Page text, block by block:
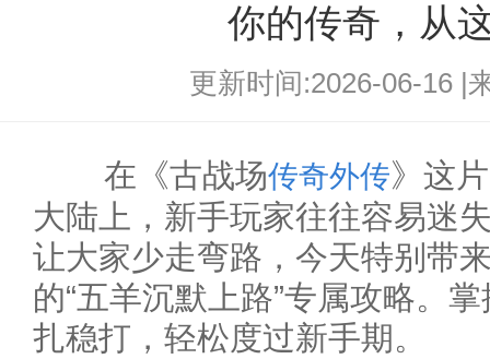
你的传奇，从
更新时间:2026-06-16 |
在《古战场传奇外传》这
大陆上，新手玩家往往容易迷
让大家少走弯路，今天特别带
的“五羊沉默上路”专属攻略。
扎稳打，轻松度过新手期。